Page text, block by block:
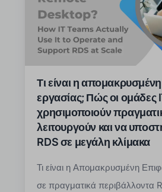
Τι είναι η
εργασίας; Πώς οι ομάδες
χρησιμοποιούν
λειτουργούν και να
RDS σε μεγάλη κλίμακα
Τι είναι η Απομακρυσμένη
σε πραγματικά περιβάλλοντα